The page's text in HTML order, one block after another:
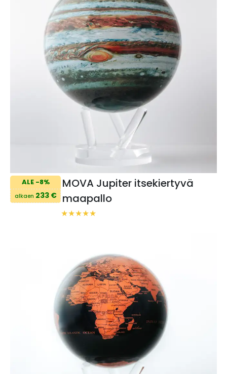
ALE -8%
alkaen 233 €
MOVA Jupiter itsekiertyvä
maapallo